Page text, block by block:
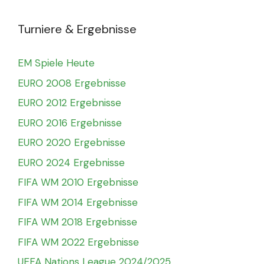
Turniere & Ergebnisse
EM Spiele Heute
EURO 2008 Ergebnisse
EURO 2012 Ergebnisse
EURO 2016 Ergebnisse
EURO 2020 Ergebnisse
EURO 2024 Ergebnisse
FIFA WM 2010 Ergebnisse
FIFA WM 2014 Ergebnisse
FIFA WM 2018 Ergebnisse
FIFA WM 2022 Ergebnisse